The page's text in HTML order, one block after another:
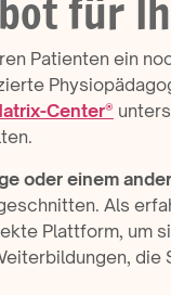
für
Patienten ein
Center®
oder einem
Als
Plattform, um
die